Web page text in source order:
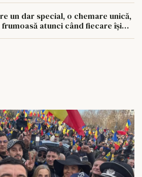
un dar special, o chemare unică,
atunci când fiecare își